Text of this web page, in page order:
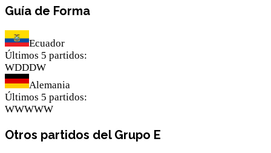
Guía de Forma
Ecuador
Últimos 5 partidos:
WDDDW
Alemania
Últimos 5 partidos:
WWWWW
Otros partidos del Grupo E